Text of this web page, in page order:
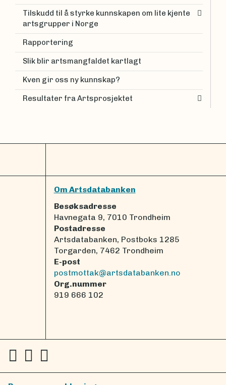
Tilskudd til å styrke kunnskapen om lite kjente
artsgrupper i Norge
Rapportering
Slik blir artsmangfaldet kartlagt
Kven gir oss ny kunnskap?
Resultater fra Artsprosjektet
Om Artsdatabanken
Besøksadresse
Havnegata 9, 7010 Trondheim
Postadresse
Artsdatabanken, Postboks 1285
Torgarden, 7462 Trondheim
E-post
postmottak@artsdatabanken.no
Org.nummer
919 666 102